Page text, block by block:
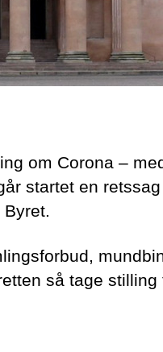
om Corona –
startet en
så tage stilling